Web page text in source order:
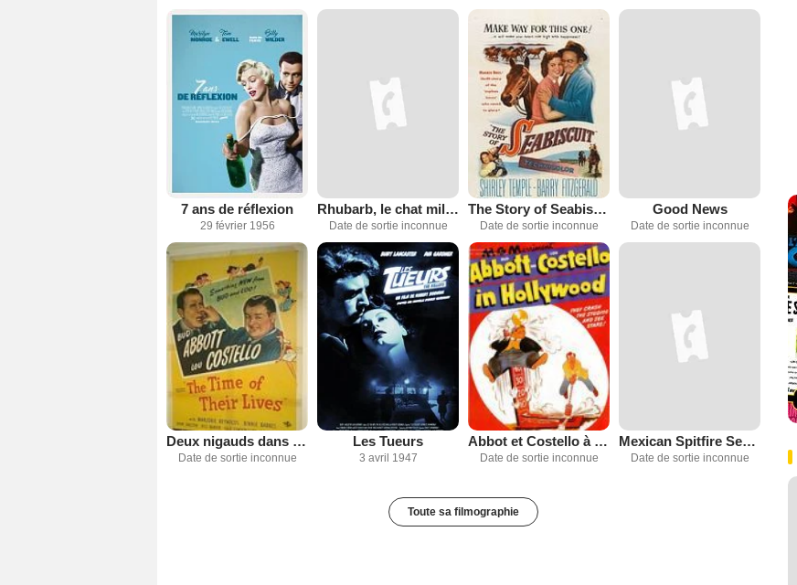
7 ans de réflexion
29 février 1956
Rhubarb, le chat millionnaire
Date de sortie inconnue
The Story of Seabiscuit
Date de sortie inconnue
Good News
Date de sortie inconnue
Deux nigauds dans le manoir hanté
Date de sortie inconnue
Les Tueurs
3 avril 1947
Abbot et Costello à Hollywood
Date de sortie inconnue
Mexican Spitfire Sees a Ghost
Date de sortie inconnue
Toute sa filmographie